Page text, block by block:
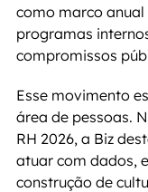
como marco
programas
compromissos
Esse movimento
área de pessoas.
RH 2026, a Biz
atuar com dados,
construção de